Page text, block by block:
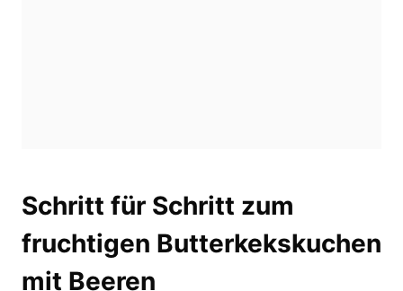
Schritt für Schritt zum
fruchtigen Butterkekskuchen
mit Beeren